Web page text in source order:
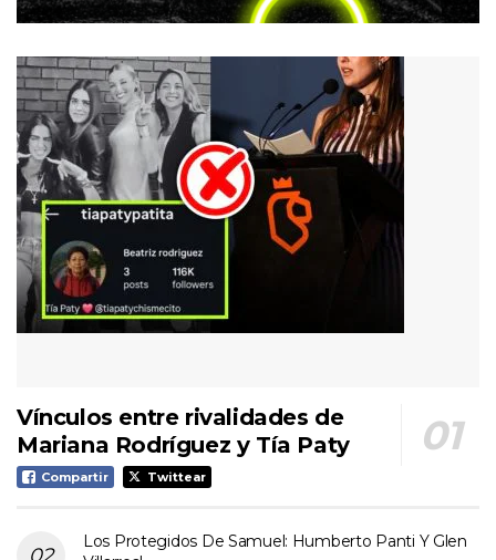
Vínculos entre rivalidades de
Mariana Rodríguez y Tía Paty
Compartir Twittear
Los Protegidos De Samuel: Humberto Panti Y Glen